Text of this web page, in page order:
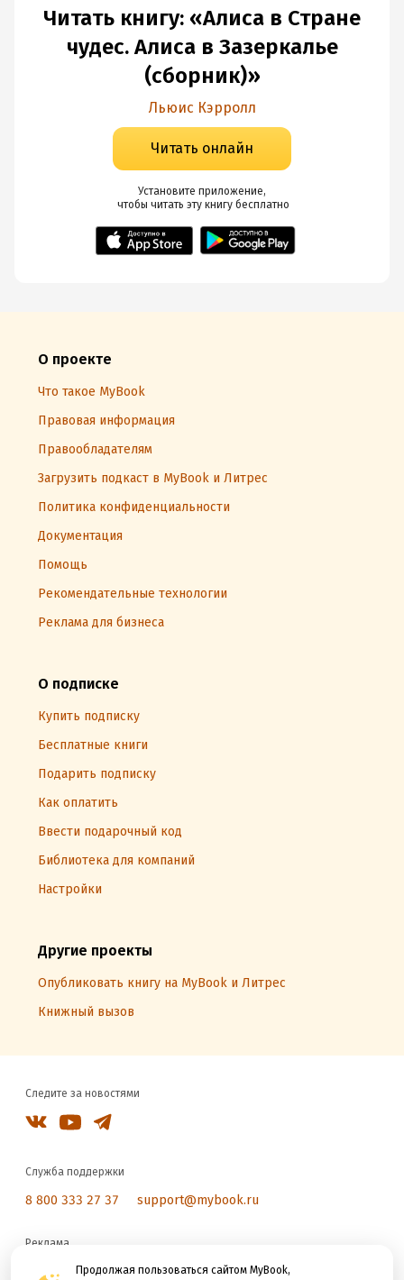
Продолжая пользоваться сайтом MyBook,
Читать книгу: «Алиса в Стране
чудес. Алиса в Зазеркалье
(сборник)»
Льюис Кэрролл
Читать онлайн
Установите приложение,
чтобы читать эту книгу бесплатно
О проекте
Что такое MyBook
Правовая информация
Правообладателям
Загрузить подкаст в MyBook и Литрес
Политика конфиденциальности
Документация
Помощь
Рекомендательные технологии
Реклама для бизнеса
О подписке
Купить подписку
Бесплатные книги
Подарить подписку
Как оплатить
Ввести подарочный код
Библиотека для компаний
Настройки
Другие проекты
Опубликовать книгу на MyBook и Литрес
Книжный вызов
Следите за новостями
Служба поддержки
8 800 333 27 37 support@mybook.ru
Реклама
reklama@litres.ru